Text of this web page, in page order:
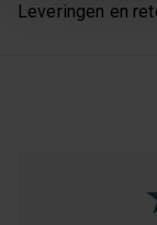
we enkel de
Leveringen en